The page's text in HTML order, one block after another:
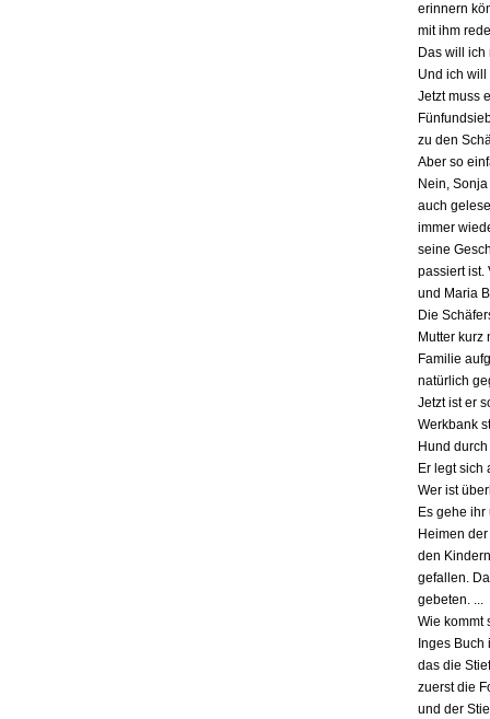
erinnern
mit ihm
Das will
Und ich
Jetzt muss
zu den
Aber so
Nein,
auch
immer
seine
passiert ist.
und Maria
Die
Mutter
Familie
natürlich
Jetzt ist er
Werkbank
Hund
Er legt sich
Wer ist
Es gehe
Heimen
den
gefallen.
gebeten. ...
Wie kommt
Inges
das die
zuerst die
und der